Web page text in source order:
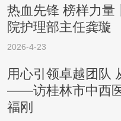
热血先锋 榜样力量
院护理部主任龚璇
2026-4-23
用心引领卓越团队
——访桂林市中西
福刚